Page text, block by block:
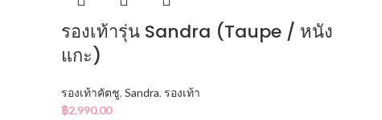
รองเท้ารุ่น Sandra (Taupe / หนัง
แกะ)
รองเท้าคัตชู, Sandra, รองเท้า
฿2,990.00